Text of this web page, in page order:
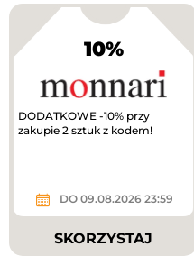
10%
DODATKOWE -10% przy
zakupie 2 sztuk z kodem!
DO 09.08.2026 23:59
SKORZYSTAJ